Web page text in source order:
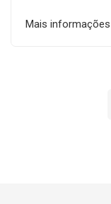
Mais informações